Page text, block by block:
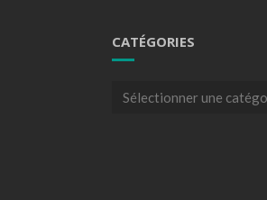
CATÉGORIES
Catégories